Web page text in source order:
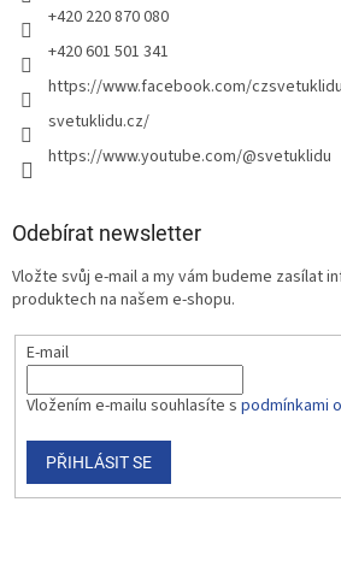
+420 220 870 080
+420 601 501 341
https://www.facebook.com/
svetuklidu.cz/
https://www.youtube.com/@svetuklidu
Odebírat newsletter
Vložte svůj e-mail a my vám budeme zasílat
produktech na našem e-shopu.
E-mail
Vložením e-mailu souhlasíte s podmínkami
PŘIHLÁSIT SE